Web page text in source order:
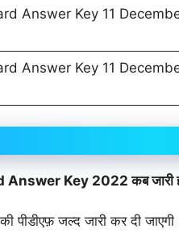
Answer Key 11
Answer Key 11
Answer Key 2022कब जारी
पीडीएफ़ जल्द जारी कर दी जाएगी